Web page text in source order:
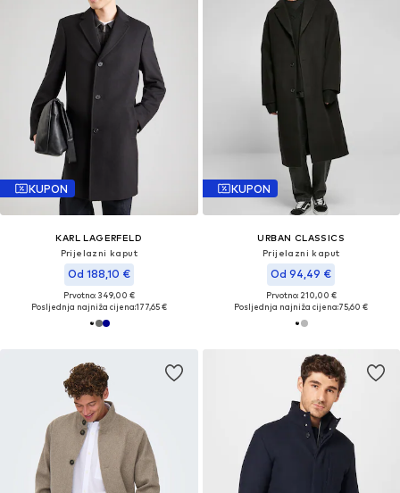
KUPON
KARL LAGERFELD
Prijelazni kaput
Od 188,10 €
Prvotno: 349,00 €
Posljednja najniža cijena:177,65 €
KUPON
URBAN CLASSICS
Prijelazni kaput
Od 94,49 €
Prvotno: 210,00 €
Posljednja najniža cijena:75,60 €